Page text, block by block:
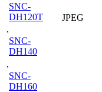
SNC-
DH120T
,
SNC-
DH140
,
SNC-
DH160
JPEG